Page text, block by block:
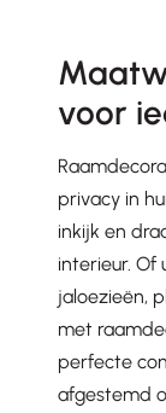
voor
privacy in
inkijk en
interieur. Of
jaloezieën,
met
perfecte
afgestemd